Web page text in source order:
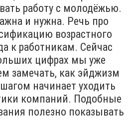
работу с молодёжью.
и нужна. Речь про
возрастного
к работникам. Сейчас
цифрах мы уже
замечать, как эйджизм
начинает уходить
компаний. Подобные
полезно показывать